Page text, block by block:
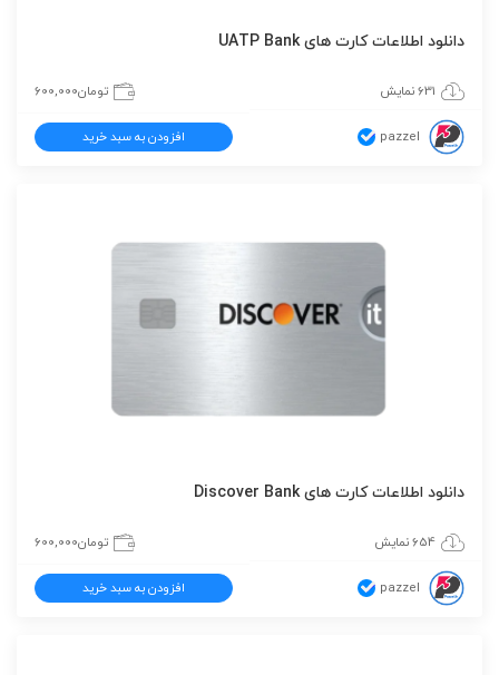
دانلود اطلاعات کارت های UATP Bank
631 نمایش تومان600,000
pazzel افزودن به سبد خرید
دانلود اطلاعات کارت های Discover Bank
654 نمایش تومان600,000
pazzel افزودن به سبد خرید